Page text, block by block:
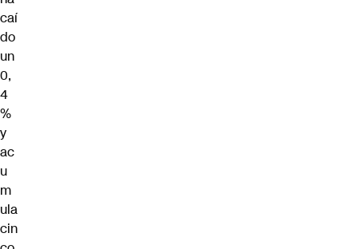
caí
do
un
0,
4
%
y
ac
u
m
ula
cin